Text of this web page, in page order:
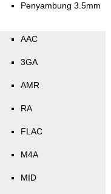
Penyambung 3.5mm
AAC
3GA
AMR
RA
FLAC
M4A
MID